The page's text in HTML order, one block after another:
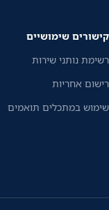
קישורים שימושיים
רשימת נותני שירות
רישום אחריות
שימוש במתכלים תואמים